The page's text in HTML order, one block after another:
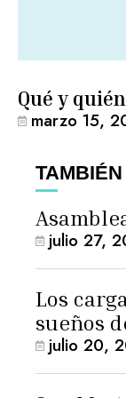
Qué y
marzo 15,
julio 27,
Los
sueños
julio 20,